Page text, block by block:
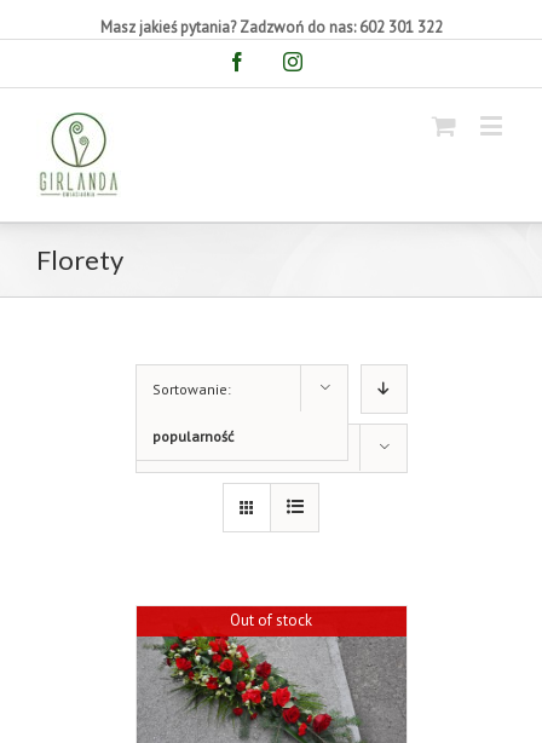
Masz jakieś pytania? Zadzwoń do nas: 602 301 322
FacebookInstagram
Florety
Sortowanie:
popularność
Pokaż 9 produktów
Out of stock